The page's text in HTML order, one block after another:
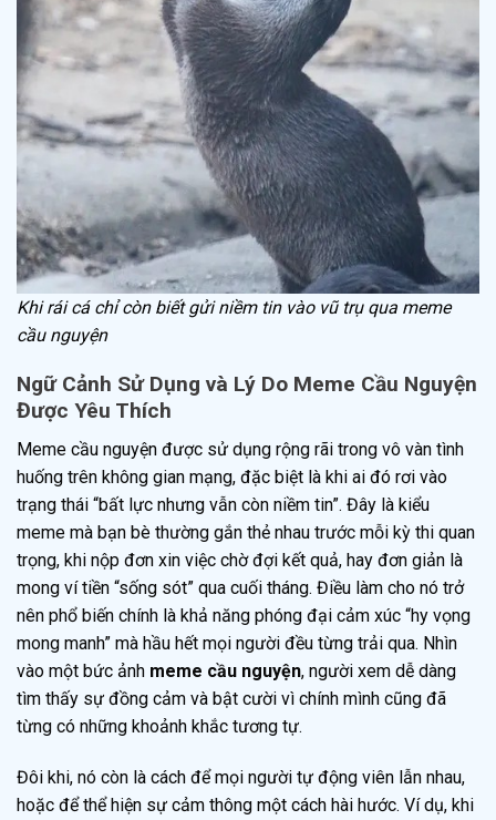
Khi rái cá chỉ còn biết gửi niềm tin vào vũ trụ qua meme
cầu nguyện
Ngữ Cảnh Sử Dụng và Lý Do Meme Cầu Nguyện
Được Yêu Thích
Meme cầu nguyện được sử dụng rộng rãi trong vô vàn tình
huống trên không gian mạng, đặc biệt là khi ai đó rơi vào
trạng thái “bất lực nhưng vẫn còn niềm tin”. Đây là kiểu
meme mà bạn bè thường gắn thẻ nhau trước mỗi kỳ thi quan
trọng, khi nộp đơn xin việc chờ đợi kết quả, hay đơn giản là
mong ví tiền “sống sót” qua cuối tháng. Điều làm cho nó trở
nên phổ biến chính là khả năng phóng đại cảm xúc “hy vọng
mong manh” mà hầu hết mọi người đều từng trải qua. Nhìn
vào một bức ảnh meme cầu nguyện, người xem dễ dàng
tìm thấy sự đồng cảm và bật cười vì chính mình cũng đã
từng có những khoảnh khắc tương tự.
Đôi khi, nó còn là cách để mọi người tự động viên lẫn nhau,
hoặc để thể hiện sự cảm thông một cách hài hước. Ví dụ, khi